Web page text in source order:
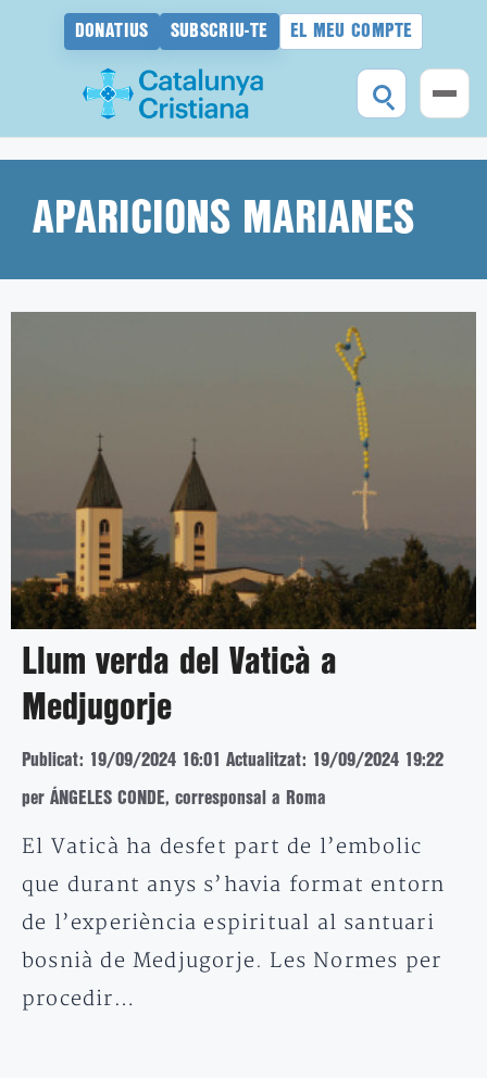
DONATIUS SUBSCRIU-TE EL MEU COMPTE
contingutAPARICIONS MARIANES
Llum verda del Vaticà a
Medjugorje
Publicat: 19/09/2024 16:01 Actualitzat: 19/09/2024 19:22
per ÁNGELES CONDE, corresponsal a Roma
El Vaticà ha desfet part de l’embolic
que durant anys s’havia format entorn
de l’experiència espiritual al santuari
bosnià de Medjugorje. Les Normes per
procedir…